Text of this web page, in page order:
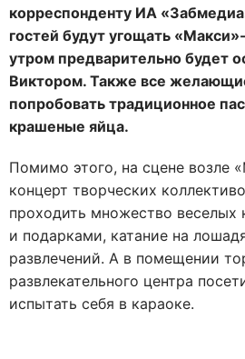
корреспонденту ИА
гостей будут угощать
утром предварительно будет
Виктором. Также все
попробовать традиционное
крашеные яйца.
Помимо этого, на сцене возле
концерт творческих
проходить множество веселых
и подарками, катание на
развлечений. А в помещении
развлекательного центра
испытать себя в караоке.